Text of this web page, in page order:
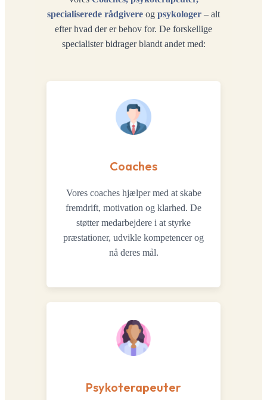
specialiserede rådgivere og psykologer – alt
efter hvad der er behov for. De forskellige
specialister bidrager blandt andet med:
Coaches
Vores coaches hjælper med at skabe
fremdrift, motivation og klarhed. De
støtter medarbejdere i at styrke
præstationer, udvikle kompetencer og
nå deres mål.
Psykoterapeuter